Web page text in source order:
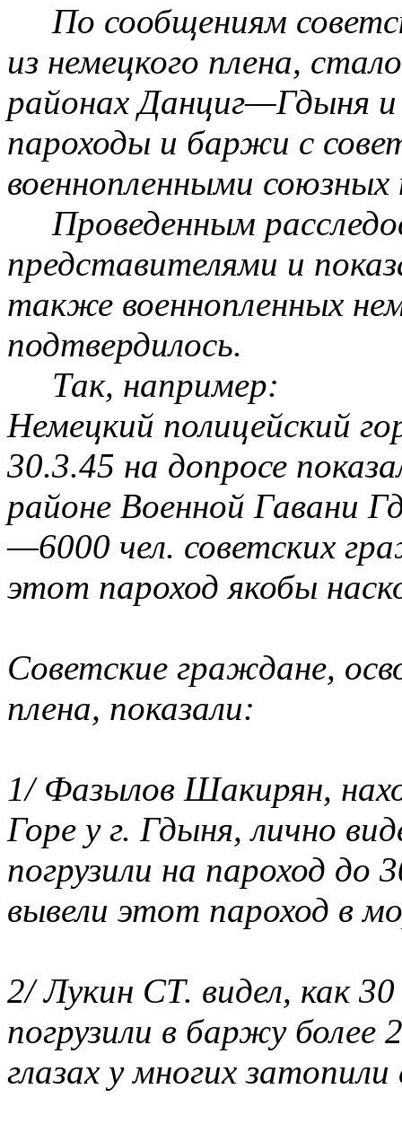
По сообщениям
из немецкого плена,
районах Данциг—Гдыня
пароходы и баржи с
военнопленными
Проведенным
представителями и
также военнопленных
подтвердилось.
Так, например:
Немецкий полицейский
30.3.45 на допросе
районе Военной Гавани
—6000 чел. советских
этот пароход якобы
Советские граждане,
плена, показали:
1/ Фазылов Шакирян,
Горе у г. Гдыня, лично
погрузили на пароход до
вывели этот пароход в
2/ Лукин СТ. видел, как
погрузили в баржу более
глазах у многих затопили